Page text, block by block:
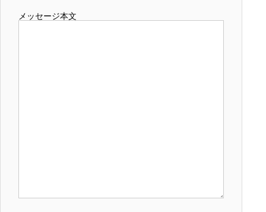
メッセージ本文